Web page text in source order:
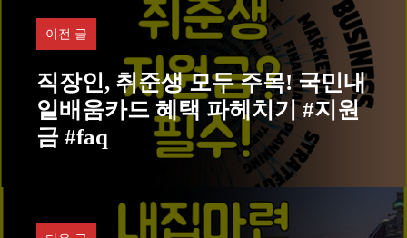
이전 글
직장인, 취준생 모두 주목! 국민내
일배움카드 혜택 파헤치기 #지원
금 #faq